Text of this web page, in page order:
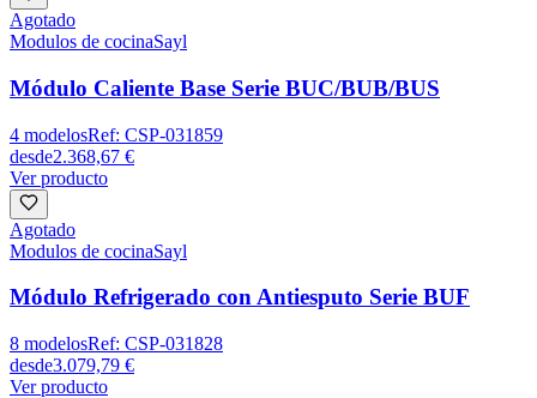
Agotado
Modulos de cocinaSayl
Módulo Caliente Base Serie BUC/BUB/BUS
4 modelosRef: CSP-031859
desde2.368,67 €
Ver producto
Agotado
Modulos de cocinaSayl
Módulo Refrigerado con Antiesputo Serie BUF
8 modelosRef: CSP-031828
desde3.079,79 €
Ver producto